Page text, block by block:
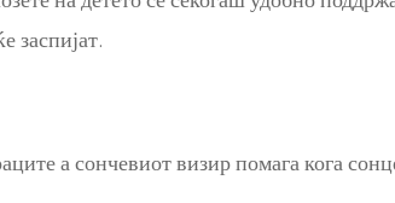
заспијат.
а сончевиот визир помага кога